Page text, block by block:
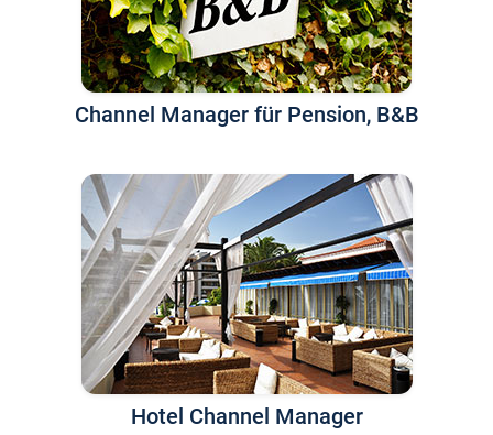
Channel Manager für Pension, B&B
Hotel Channel Manager